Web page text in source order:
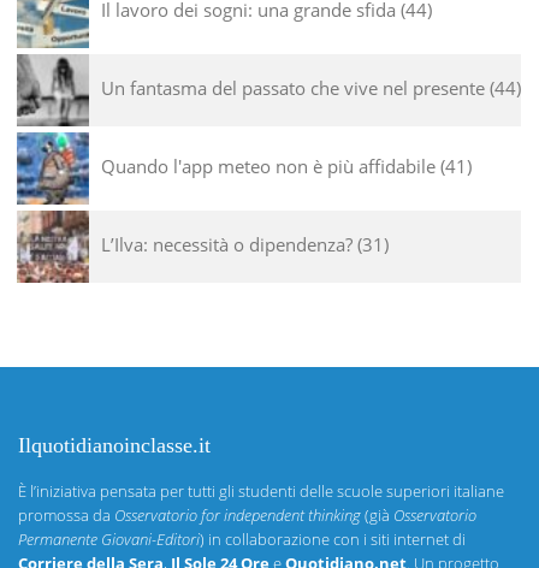
Il lavoro dei sogni: una grande sfida 44
Un fantasma del passato che vive nel presente 44
Quando l'app meteo non è più affidabile 41
L’Ilva: necessità o dipendenza? 31
Ilquotidianoinclasse.it
È l’iniziativa pensata per tutti gli studenti delle scuole superiori italiane
promossa da Osservatorio for independent thinking(già Osservatorio
Permanente Giovani-Editori) in collaborazione con i siti internet di
Corriere della Sera, Il Sole 24 OreeQuotidiano.net. Un progetto